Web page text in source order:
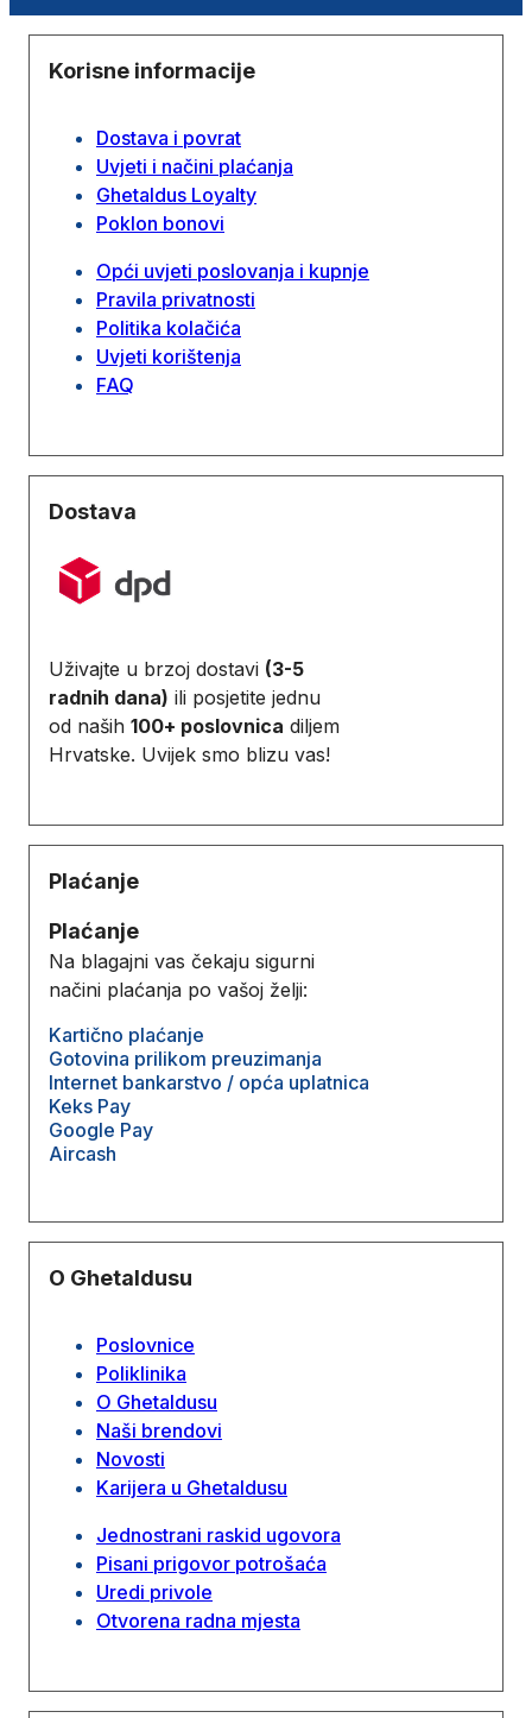
Korisne informacije
Dostava i povrat
Uvjeti i načini plaćanja
Ghetaldus Loyalty
Poklon bonovi
Opći uvjeti poslovanja i kupnje
Pravila privatnosti
Politika kolačića
Uvjeti korištenja
FAQ
Dostava
Uživajte u brzoj dostavi (3-5
radnih dana) ili posjetite jednu
od naših 100+ poslovnica diljem
Hrvatske. Uvijek smo blizu vas!
Plaćanje
Plaćanje
Na blagajni vas čekaju sigurni
načini plaćanja po vašoj želji:
Kartično plaćanje
Gotovina prilikom preuzimanja
Internet bankarstvo / opća uplatnica
Keks Pay
Google Pay
Aircash
O Ghetaldusu
Poslovnice
Poliklinika
O Ghetaldusu
Naši brendovi
Novosti
Karijera u Ghetaldusu
Jednostrani raskid ugovora
Pisani prigovor potrošaća
Uredi privole
Otvorena radna mjesta